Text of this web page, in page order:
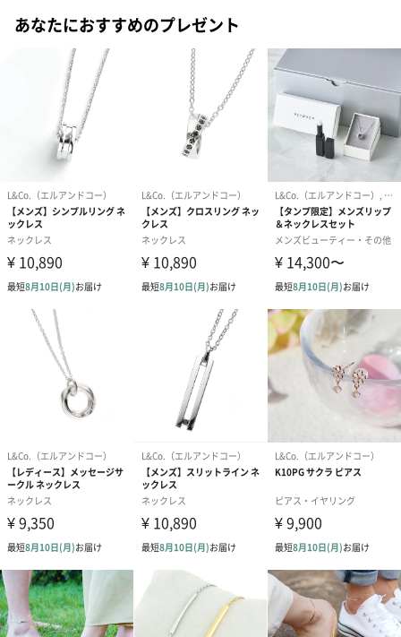
プレゼントにぴったりなパッケージ
ショッパーもお付けします。
※こちらはイメージ画像です。お届けの専用BOXや紙袋はデザイ
ンが変更になる可能性がございます。
L&Co.エルアンドコー
1937年創業の老舗ジュエリーメーカーが手掛けるオリジナルブラ
世代や時代、国境を超えて身につける人の心を踊らせ、満たして
くれる。
美しさと上品さ、そしてかわいらしさを持ち合わせた未来へ受け
継がれる、
特別なジュエリーを創作致します。
大切な方への特別な想いを込めた”ペアネックレス”
特別な想いを刻んだペアネックレスです。
二人の記念日に贈ってみるのはいかがですか？
あなたにおすすめのプレゼント